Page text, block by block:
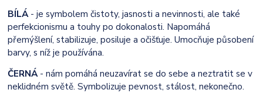
BÍLÁ- je symbolem čistoty, jasnosti a nevinnosti, ale také
perfekcionismu a touhy po dokonalosti. Napomáhá
přemýšlení, stabilizuje, posiluje a očišťuje. Umocňuje působení
barvy, s níž je používána.
ČERNÁ- nám pomáhá neuzavírat se do sebe a neztratit se v
neklidném světě. Symbolizuje pevnost, stálost, nekonečno.